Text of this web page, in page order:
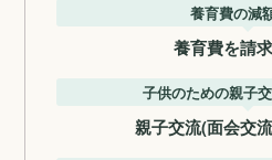
養育費の減
養育費を請
子供のための親子
親子交流(面会交